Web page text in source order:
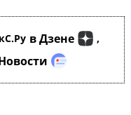
в Дзене ,